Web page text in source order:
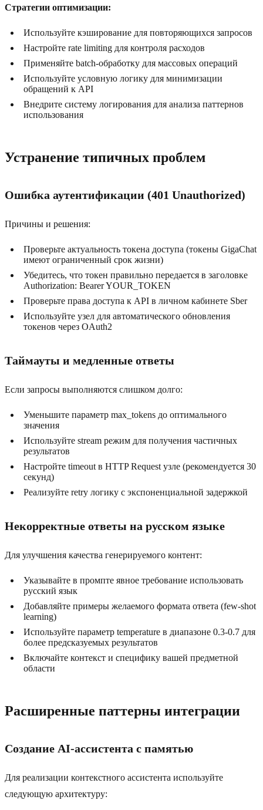
Стратегии оптимизации:
Используйте кэширование для повторяющихся запросов
Настройте rate limiting для контроля расходов
Применяйте batch-обработку для массовых операций
Используйте условную логику для минимизации
обращений к API
Внедрите систему логирования для анализа паттернов
использования
Устранение типичных проблем
Ошибка аутентификации (401 Unauthorized)
Причины и решения:
Проверьте актуальность токена доступа (токены GigaChat
имеют ограниченный срок жизни)
Убедитесь, что токен правильно передается в заголовке
Authorization: Bearer YOUR_TOKEN
Проверьте права доступа к API в личном кабинете Sber
Используйте узел для автоматического обновления
токенов через OAuth2
Таймауты и медленные ответы
Если запросы выполняются слишком долго:
Уменьшите параметр max_tokens до оптимального
значения
Используйте stream режим для получения частичных
результатов
Настройте timeout в HTTP Request узле (рекомендуется 30
секунд)
Реализуйте retry логику с экспоненциальной задержкой
Некорректные ответы на русском языке
Для улучшения качества генерируемого контент:
Указывайте в промпте явное требование использовать
русский язык
Добавляйте примеры желаемого формата ответа (few-shot
learning)
Используйте параметр temperature в диапазоне 0.3-0.7 для
более предсказуемых результатов
Включайте контекст и специфику вашей предметной
области
Расширенные паттерны интеграции
Создание AI-ассистента с памятью
Для реализации контекстного ассистента используйте
следующую архитектуру: